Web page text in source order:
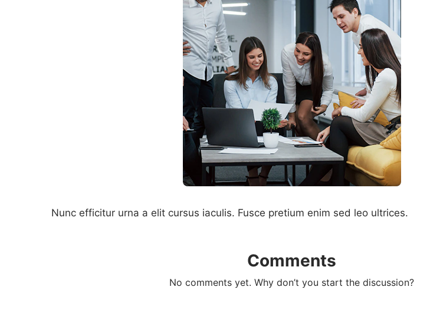
Nunc efficitur urna a elit cursus iaculis. Fusce pretium enim sed leo ultrices.
Comments
No comments yet. Why don’t you start the discussion?